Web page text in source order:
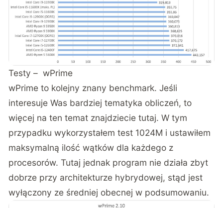
Testy – wPrime
wPrime to kolejny znany benchmark. Jeśli
interesuje Was bardziej tematyka obliczeń, to
więcej na ten temat znajdziecie tutaj. W tym
przypadku wykorzystałem test 1024M i ustawiłem
maksymalną ilość wątków dla każdego z
procesorów. Tutaj jednak program nie działa zbyt
dobrze przy architekturze hybrydowej, stąd jest
wyłączony ze średniej obecnej w podsumowaniu.